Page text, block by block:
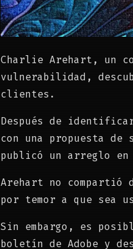
Charlie Arehart, un
vulnerabilidad,
clientes.
Después de
con una propuesta
publicó un arreglo en
Arehart no compartió
por temor a que sea
Sin embargo, es
boletín de Adobe y